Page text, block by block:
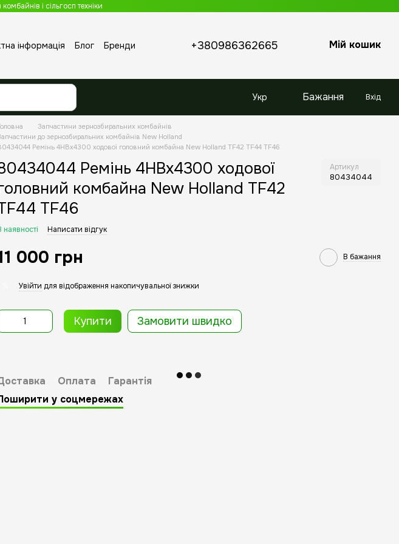
і сільгосп техніки
інформація Блог
Бренди
+380986362665 Мій кошик
Укр Бажання Вхід
Запчастини зернозбиральних комбайнів
до зернозбиральних комбайнів New Holland
Ремінь 4HBx4300 ходової головний комбайна New Holland TF42 TF44 TF46
Ремінь 4HBx4300 ходової
комбайна New Holland TF42
TF46
Артикул
80434044
наявності Написати відгук
000 грн В бажання
Увійти для відображення накопичувальної знижки
Купити Замовити швидко
Оплата
Гарантія
у соцмережах